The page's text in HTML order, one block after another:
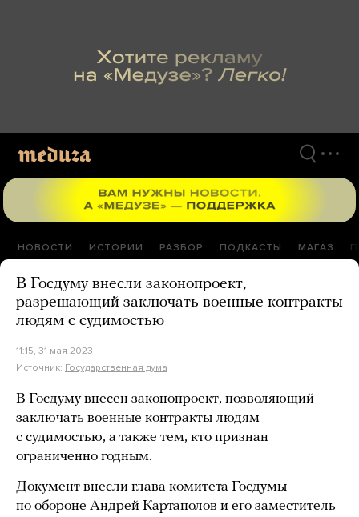
НОВОСТИ ИСТОРИИ РАЗБОР ПОДКАСТЫ МАГАЗ
В Госдуму внесли законопроект,
разрешающий заключать военные контракты
людям с судимостью
11:15, 31 мая 2023
Источник: Государственная дума
В Госдуму внесен законопроект, позволяющий
заключать военные контракты людям
с судимостью, а также тем, кто признан
ограниченно годным.
Документ внесли глава комитета Госдумы
по обороне Андрей Картаполов и его заместитель